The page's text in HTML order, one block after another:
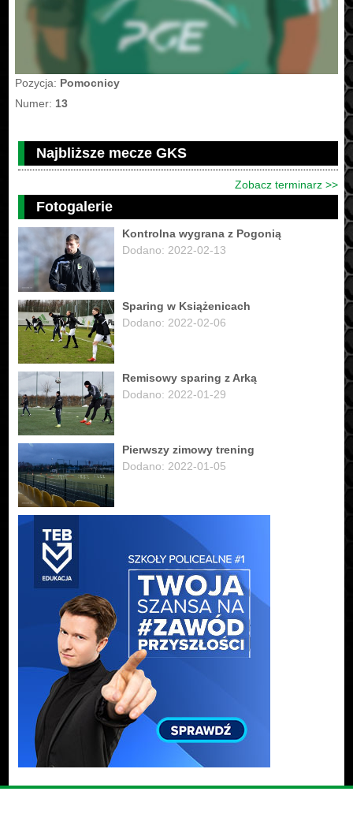
Pozycja: Pomocnicy
Numer: 13
Najbliższe mecze GKS
Zobacz terminarz >>
Fotogalerie
Kontrolna wygrana z Pogonią
Dodano: 2022-02-13
Sparing w Książenicach
Dodano: 2022-02-06
Remisowy sparing z Arką
Dodano: 2022-01-29
Pierwszy zimowy trening
Dodano: 2022-01-05